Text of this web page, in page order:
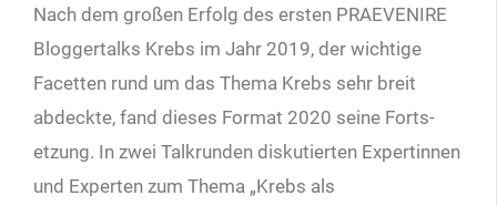
Nach dem großen Erfolg des ersten PRAEVENIRE
Bloggertalks Krebs im Jahr 2019, der wichtige
Facetten rund um das Thema Krebs sehr breit
abdeckte, fand dieses Format 2020 seine Forts­
etzung. In zwei Talkrunden diskutierten Ex­pertinnen
und Experten zum Thema „Krebs als